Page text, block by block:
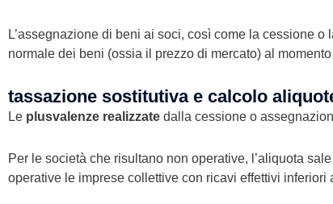
L’assegnazione di beni ai soci, così come la cessione o
normale dei beni (ossia il prezzo di mercato) al
tassazione sostitutiva e calcolo
Le plusvalenze realizzate dalla cessione o
Per le società che risultano non operative, l’aliquota sale
operative le imprese collettive con ricavi effettivi